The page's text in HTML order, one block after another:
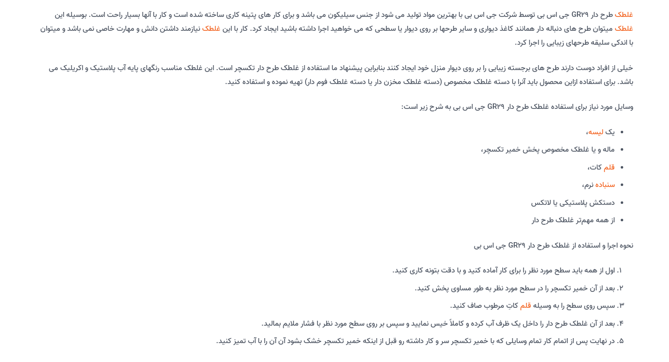
غلطکطرح دار GR29 جی اس بی توسط شرکت جی اس بی با بهترین مواد تولید می شود از جنس سیلیکون می باشد و برای کار های پتینه کاری ساخته شده است و کار با آنها بسیار راحت است. بوسیله این
غلطک میتوان طرح های دنباله دار همانند کاغذ دیواری و سایر طرحها بر روی دیوار یا سطحی که می خواهید اجرا داشته باشید ایجاد کرد. کار با این غلطکنیازمند داشتن دانش و مهارت خاصی نمی باشد و میتوان
با اندکی سلیقه طرحهای زیبایی را اجرا کرد.
خیلی از افراد دوست دارند طرح های برجسته زیبایی را بر روی دیوار منزل خود ایجاد کنند بنابراین پیشنهاد ما استفاده از غلطک طرح دار تکسچر است. این غلطک مناسب رنگهای پایه آب پلاستیک و اکریلیک می
باشد. برای استفاده ازاین محصول باید آنرا با دسته غلطک مخصوص (دسته غلطک مخزن دار یا دسته غلطک فوم دار) تهیه نموده و استفاده کنید.
وسایل مورد نیاز برای استفاده غلطک طرح دار GR29 جی اس بی به شرح زیر است:
یکلیسه،
ماله و یا غلطک مخصوص پخش خمیر تکسچر،
قلمکات،
سنبادهنرم،
دستکش پلاستیکی یا لاتکس
از همه مهم‌تر غلطک طرح دار
نحوه اجرا و استفاده از غلطک طرح دار GR29 جی اس بی
اول از همه باید سطح مورد نظر را برای کار آماده کنید و با دقت بتونه کاری کنید.
بعد از آن خمیر تکسچر را در سطح مورد نظر به طور مساوی پخش کنید.
سپس روی سطح را به وسیلهقلمکاتِ مرطوب صاف کنید.
بعد از آن غلطک طرح دار را داخل یک ظرف آب کرده و کاملاً خیس نمایید و سپس بر روی سطح مورد نظر با فشار ملایم بمالید.
در نهایت پس از اتمام کار تمام وسایلی که با خمیر تکسچر سر و کار داشته رو قبل از اینکه خمیر تکسچر خشک بشود آن آن را با آب تمیز کنید.